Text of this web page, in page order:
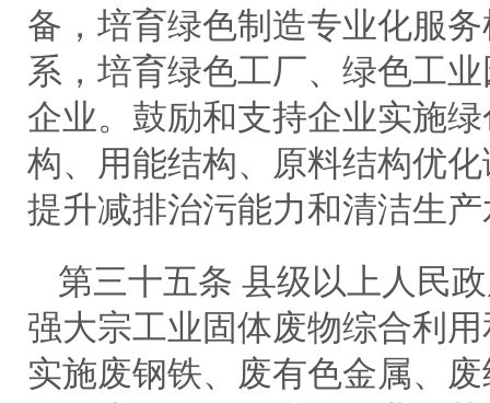
备，培育绿色制造专业化服
系，培育绿色工厂、绿色工
企业。鼓励和支持企业实施
构、用能结构、原料结构优
提升减排治污能力和清洁生
第三十五条 县级以上人民
强大宗工业固体废物综合利
实施废钢铁、废有色金属、